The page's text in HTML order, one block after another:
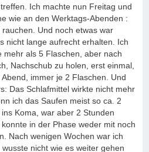
Ich machte nun Freitag und
wie an den Werktags-Abenden :
Und noch etwas war
nicht lange aufrecht erhalten. Ich
mehr als 5 Flaschen, aber nach
Nachschub zu holen, erst einmal,
immer je 2 Flaschen. Und
Das Schlafmittel wirkte nicht mehr
ich das Saufen meist so ca. 2
Koma, war aber 2 Stunden
in der Phase weder mit noch
Nach wenigen Wochen war ich
nicht wie es weiter gehen